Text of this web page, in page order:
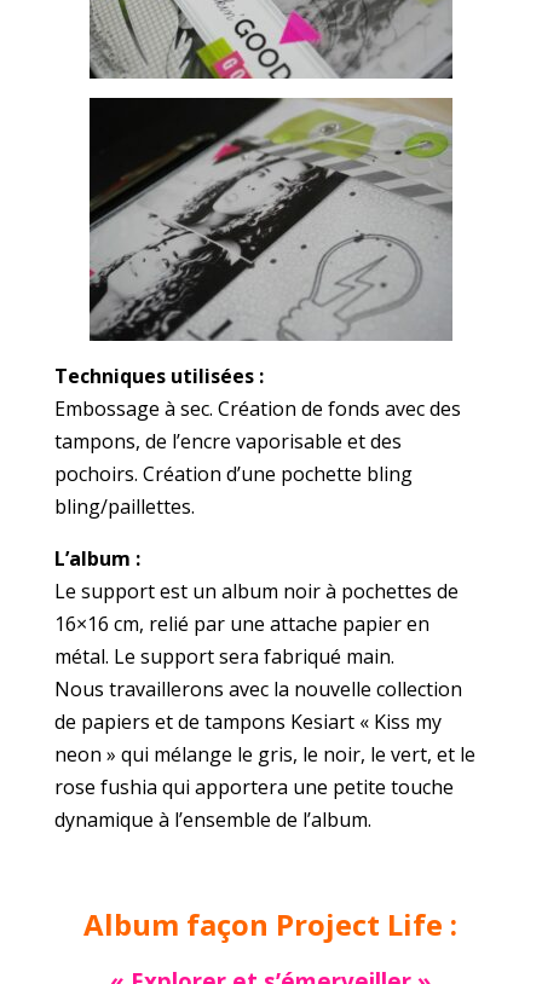
Techniques utilisées :
Embossage à sec. Création de fonds avec des
tampons, de l’encre vaporisable et des
pochoirs. Création d’une pochette bling
bling/paillettes.
L’album :
Le support est un album noir à pochettes de
16×16 cm, relié par une attache papier en
métal. Le support sera fabriqué main.
Nous travaillerons avec la nouvelle collection
de papiers et de tampons Kesiart « Kiss my
neon » qui mélange le gris, le noir, le vert, et le
rose fushia qui apportera une petite touche
dynamique à l’ensemble de l’album.
Album façon Project Life :